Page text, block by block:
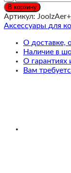
Joolz
Aer
2/Aer
Дождевик
для
коляски
В корзину
Артикул:
Аксессуары для
О доставке,
Наличие в
О гарантиях
Вам